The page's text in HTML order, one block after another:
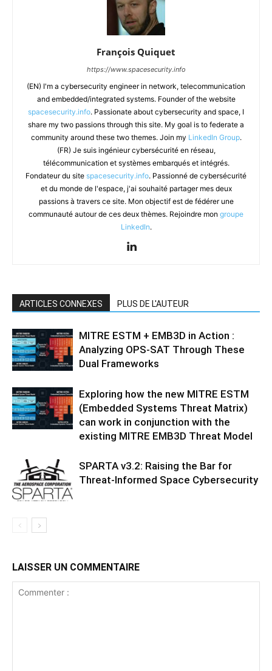
François Quiquet
https://www.spacesecurity.info
(EN) I'm a cybersecurity engineer in network, telecommunication
and embedded/integrated systems. Founder of the website
spacesecurity.info. Passionate about cybersecurity and space, I
share my two passions through this site. My goal is to federate a
community around these two themes. Join my LinkedIn Group.
(FR) Je suis ingénieur cybersécurité en réseau,
télécommunication et systèmes embarqués et intégrés.
Fondateur du site spacesecurity.info. Passionné de cybersécurité
et du monde de l'espace, j'ai souhaité partager mes deux
passions à travers ce site. Mon objectif est de fédérer une
communauté autour de ces deux thèmes. Rejoindre mon groupe
LinkedIn.
ARTICLES CONNEXES PLUS DE L'AUTEUR
MITRE ESTM + EMB3D in Action :
Analyzing OPS-SAT Through These
Dual Frameworks
Exploring how the new MITRE ESTM
(Embedded Systems Threat Matrix)
can work in conjunction with the
existing MITRE EMB3D Threat Model
SPARTA v3.2: Raising the Bar for
Threat‑Informed Space Cybersecurity
LAISSER UN COMMENTAIRE